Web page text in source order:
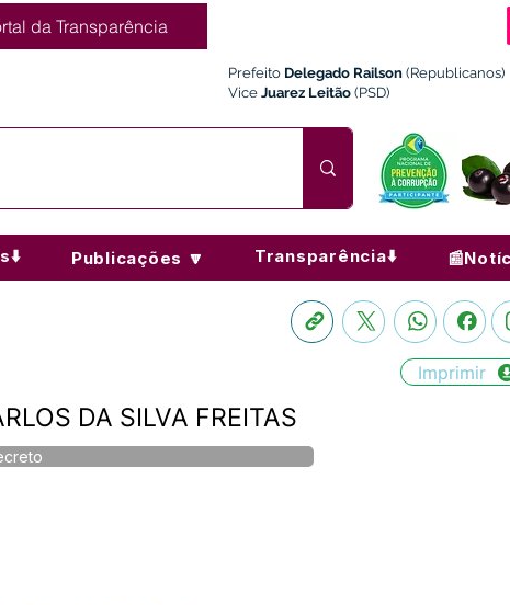
da Transparência
Prefeito Delegado Railson (Republicanos)
Vice Juarez Leitão (PSD)
Publicações 🔽 Transparência⬇️
Imprimir
DA SILVA FREITAS